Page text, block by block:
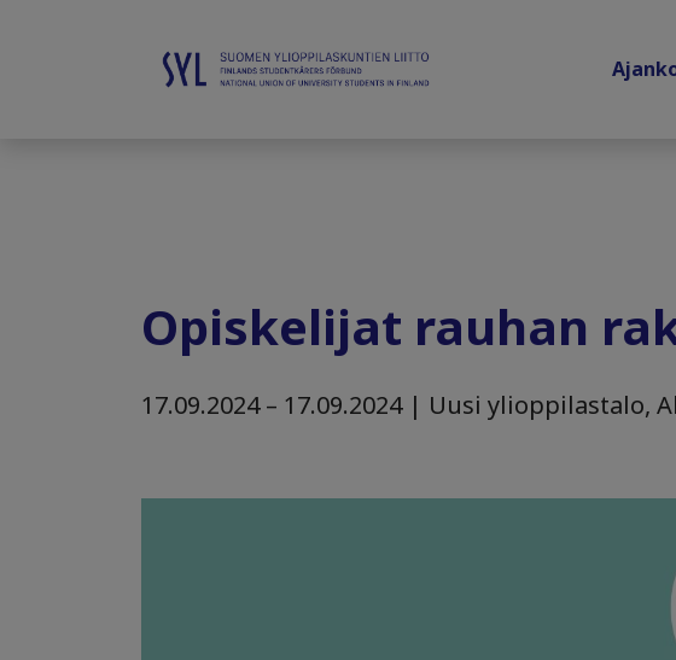
Opiskelijat rauhan
17.09.2024 – 17.09.2024 | Uusi ylioppilastalo,